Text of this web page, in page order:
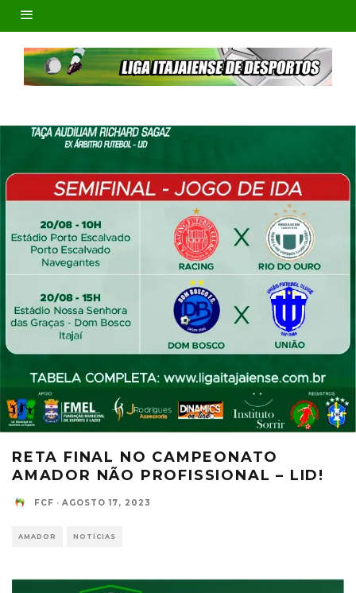
RETA FINAL NO CAMPEONATO
AMADOR NÃO PROFISSIONAL – LID!
FCF · AGOSTO 17, 2023
AMADOR NOTÍCIAS